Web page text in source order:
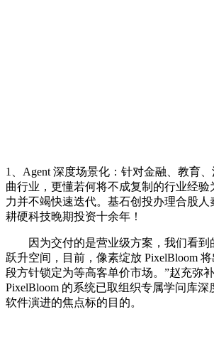
1、Agent 深度场景化：针对金融、教育
曲行业，更懂若何将不成复制的行业经
力并不竭快速迭代。基石创投办理合股人
耕硬科技晚期投资十余年！
因为交付的是营业级方案，我们看到
跃升空间，目前，像素绽放 PixelBloom
段方针锁定为等高客单价市场。”赵充弥
PixelBloom 的系统已取组织专属学问库
软件演进的焦点标的目的。